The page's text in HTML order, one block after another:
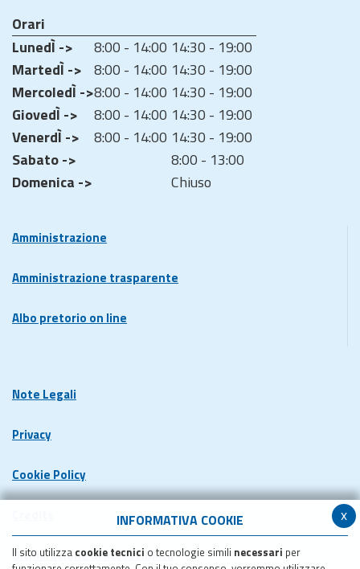
x
INFORMATIVA COOKIE
Il sito utilizza cookie tecnici o tecnologie simili necessari per
Orari
LunedÌ ->
8:00 - 14:00 14:30 - 19:00
MartedÌ -> 8:00 - 14:00 14:30 - 19:00
MercoledÌ ->8:00 - 14:00 14:30 - 19:00
GiovedÌ ->
8:00 - 14:00 14:30 - 19:00
VenerdÌ ->
8:00 - 14:00 14:30 - 19:00
Sabato ->
8:00 - 13:00
Domenica ->
Chiuso
Amministrazione
Amministrazione trasparente
Albo pretorio on line
Note Legali
Privacy
Cookie Policy
Dichiarazione di accessibilita'